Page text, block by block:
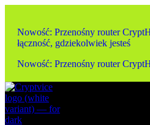
Nowość: Przenośny router
łączność, gdziekolwiek jesteś
Nowość: Przenośny router